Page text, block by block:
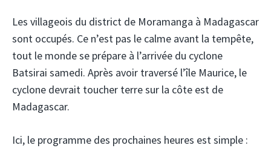
Les villageois du district de Moramanga à Madagascar
sont occupés. Ce n’est pas le calme avant la tempête,
tout le monde se prépare à l’arrivée du cyclone
Batsirai samedi. Après avoir traversé l’île Maurice, le
cyclone devrait toucher terre sur la côte est de
Madagascar.
Ici, le programme des prochaines heures est simple :